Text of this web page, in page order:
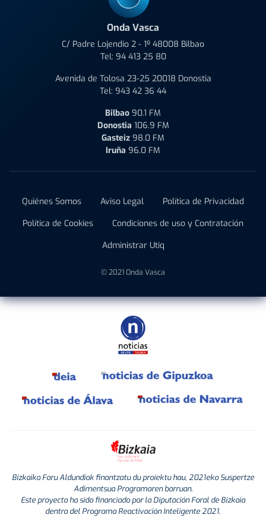
Onda Vasca
C/ Padre Lojendio 2 - 1º 48008 Bilbao
Tel: 94 413 25 80
Avenida de Tolosa 23-25 20018 Donostia
Tel: 943 42 36 44
Bilbao 90.1 FM
Donostia 106.9 FM
Gasteiz 98.0 FM
Iruña 96.0 FM
Quiénes Somos Aviso Legal
Política de Privacidad
Política de Cookies
Condiciones de uso y Contratación
Administrar Utiq
© 2021 Onda Vasca
Bizkaiko Foru Aldundiak finantzatu du proiektu hau, 2021eko Suspertze
Adimentsua Programaren barruan.
Este proyecto ha sido financiado por la Diputación Foral de Bizkaia
dentro del Programa Reactivación Inteligente 2021.